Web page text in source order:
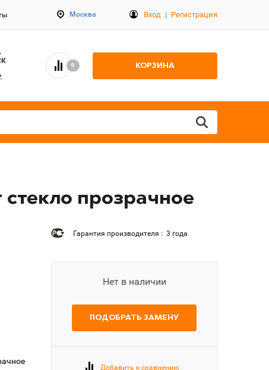
Москва Вход | Регистрация
0 КОРЗИНА
прозрачное
Гарантия производителя : 3 года
Нет в наличии
ПОДОБРАТЬ ЗАМЕНУ
Добавить к сравнению